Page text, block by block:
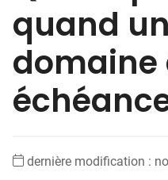
quand
domaine
dernière modification :